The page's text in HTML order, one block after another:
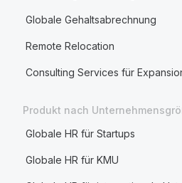
Globale Gehaltsabrechnung
Remote Relocation
Consulting Services für
Produkt nach
Globale HR für Startups
Globale HR für KMU